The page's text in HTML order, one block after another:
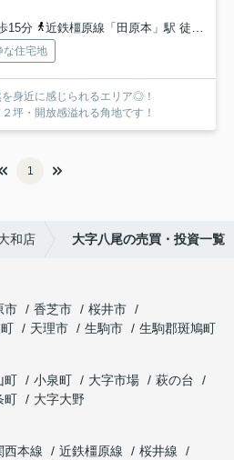
15分
近鉄橿原線「田原本」駅 徒歩20分
な住宅地
身近に感じられるエリア◎！
坪・開放感溢れる角地です！
1
和店 大字八尾の売買・投資一覧
市 香芝市
桜井市
天理市 生駒市
生駒郡斑鳩町
町 小泉町 大字市場
萩の台
町
大字大野
西本線 近鉄橿原線
桜井線